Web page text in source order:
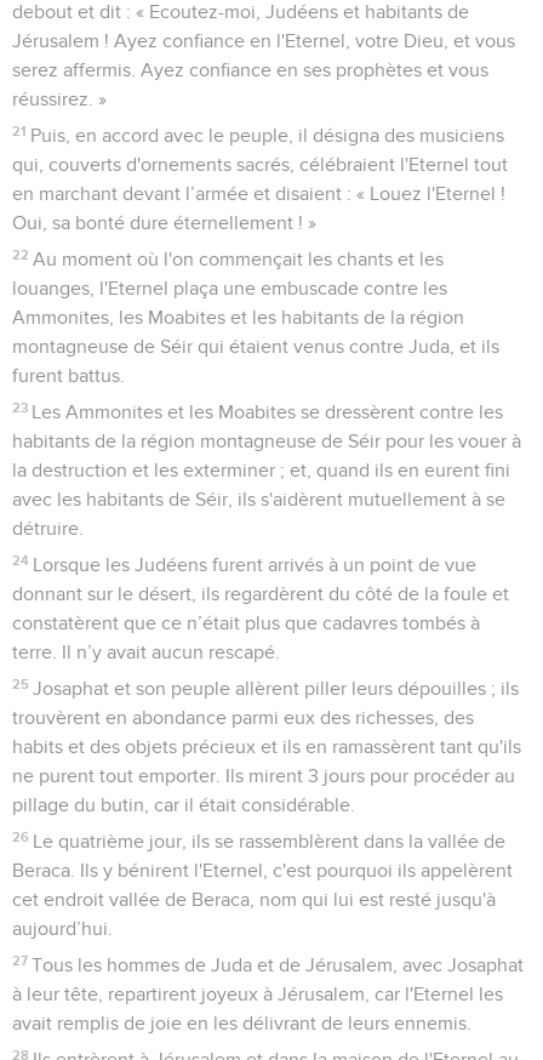
debout et dit : « Ecoutez-moi, Judéens et habitants de
Jérusalem ! Ayez confiance en l'Eternel, votre Dieu, et vous
serez affermis. Ayez confiance en ses prophètes et vous
réussirez. »
21 Puis, en accord avec le peuple, il désigna des musiciens
qui, couverts d'ornements sacrés, célébraient l'Eternel tout
en marchant devant l’armée et disaient : « Louez l'Eternel !
Oui, sa bonté dure éternellement ! »
22 Au moment où l'on commençait les chants et les
louanges, l'Eternel plaça une embuscade contre les
Ammonites, les Moabites et les habitants de la région
montagneuse de Séir qui étaient venus contre Juda, et ils
furent battus.
23 Les Ammonites et les Moabites se dressèrent contre les
habitants de la région montagneuse de Séir pour les vouer à
la destruction et les exterminer ; et, quand ils en eurent fini
avec les habitants de Séir, ils s'aidèrent mutuellement à se
détruire.
24 Lorsque les Judéens furent arrivés à un point de vue
donnant sur le désert, ils regardèrent du côté de la foule et
constatèrent que ce n’était plus que cadavres tombés à
terre. Il n’y avait aucun rescapé.
25 Josaphat et son peuple allèrent piller leurs dépouilles ; ils
trouvèrent en abondance parmi eux des richesses, des
habits et des objets précieux et ils en ramassèrent tant qu'ils
ne purent tout emporter. Ils mirent 3 jours pour procéder au
pillage du butin, car il était considérable.
26 Le quatrième jour, ils se rassemblèrent dans la vallée de
Beraca. Ils y bénirent l'Eternel, c'est pourquoi ils appelèrent
cet endroit vallée de Beraca, nom qui lui est resté jusqu'à
aujourd’hui.
27 Tous les hommes de Juda et de Jérusalem, avec Josaphat
à leur tête, repartirent joyeux à Jérusalem, car l'Eternel les
avait remplis de joie en les délivrant de leurs ennemis.
28